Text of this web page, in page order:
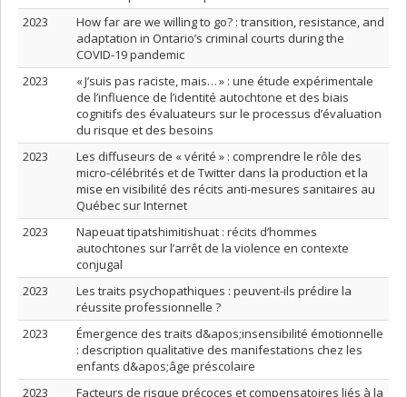
2023
How far are we willing to go? : transition, resistance, and
adaptation in Ontario’s criminal courts during the
COVID-19 pandemic
2023
« J’suis pas raciste, mais… » : une étude expérimentale
de l’influence de l’identité autochtone et des biais
cognitifs des évaluateurs sur le processus d’évaluation
du risque et des besoins
2023
Les diffuseurs de « vérité » : comprendre le rôle des
micro-célébrités et de Twitter dans la production et la
mise en visibilité des récits anti-mesures sanitaires au
Québec sur Internet
2023
Napeuat tipatshimitishuat : récits d’hommes
autochtones sur l’arrêt de la violence en contexte
conjugal
2023
Les traits psychopathiques : peuvent-ils prédire la
réussite professionnelle ?
2023
Émergence des traits d&apos;insensibilité émotionnelle
: description qualitative des manifestations chez les
enfants d&apos;âge préscolaire
2023
Facteurs de risque précoces et compensatoires liés à la